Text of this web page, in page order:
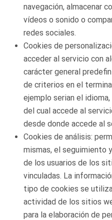
navegación, almacenar
vídeos o sonido o
redes sociales.
Cookies de
acceder al servicio con
carácter general
de criterios en el
ejemplo serian el
del cual accede al
desde donde accede al
Cookies de análisis:
mismas, el seguimiento
de los usuarios de los
vinculadas. La
tipo de cookies se
actividad de los sitios
para la elaboración de